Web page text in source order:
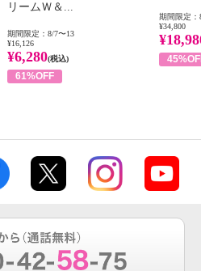
リームＷ＆...
期間限定：8/7〜13
¥16,126
¥6,280(税込)
61%OFF
期間限定：
¥34,800